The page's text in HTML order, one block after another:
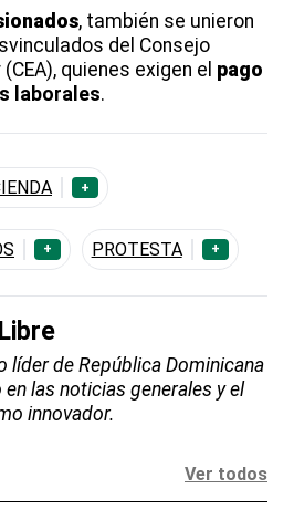
, también se unieron
del Consejo
quienes exigen el pago
laborales.
+
+ PROTESTA +
líder de República Dominicana
las noticias generales y el
innovador.
Ver todos